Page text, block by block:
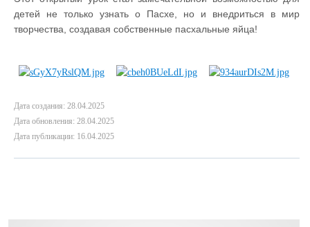
детей не только узнать о Пасхе, но и внедриться в мир
творчества, создавая собственные пасхальные яйца!
Дата создания: 28.04.2025
Дата обновления: 28.04.2025
Дата публикации: 16.04.2025